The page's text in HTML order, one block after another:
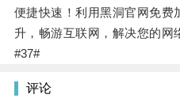
便捷快速！利用黑洞官网免费
升，畅游互联网，解决您的网
#37#
评论